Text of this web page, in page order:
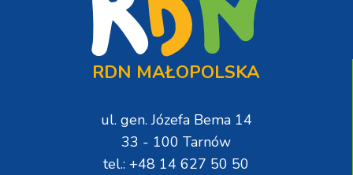
RDN MAŁOPOLSKA
ul. gen. Józefa Bema 14
33 - 100 Tarnów
tel.: +48 14 627 50 50